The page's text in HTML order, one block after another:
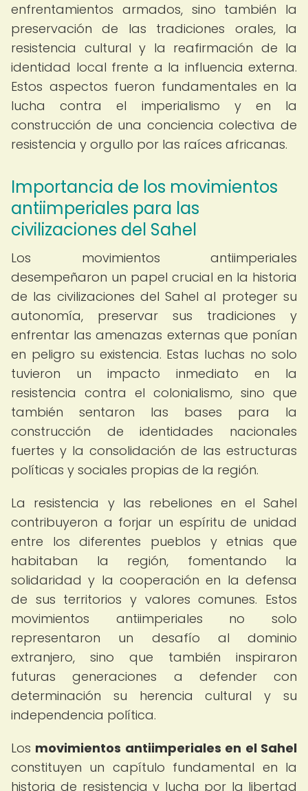
enfrentamientos armados, sino también la
preservación de las tradiciones orales, la
resistencia cultural y la reafirmación de la
identidad local frente a la influencia externa.
Estos aspectos fueron fundamentales en la
lucha contra el imperialismo y en la
construcción de una conciencia colectiva de
resistencia y orgullo por las raíces africanas.
Importancia de los movimientos
antiimperiales para las
civilizaciones del Sahel
Los movimientos antiimperiales
desempeñaron un papel crucial en la historia
de las civilizaciones del Sahel al proteger su
autonomía, preservar sus tradiciones y
enfrentar las amenazas externas que ponían
en peligro su existencia. Estas luchas no solo
tuvieron un impacto inmediato en la
resistencia contra el colonialismo, sino que
también sentaron las bases para la
construcción de identidades nacionales
fuertes y la consolidación de las estructuras
políticas y sociales propias de la región.
La resistencia y las rebeliones en el Sahel
contribuyeron a forjar un espíritu de unidad
entre los diferentes pueblos y etnias que
habitaban la región, fomentando la
solidaridad y la cooperación en la defensa
de sus territorios y valores comunes. Estos
movimientos antiimperiales no solo
representaron un desafío al dominio
extranjero, sino que también inspiraron
futuras generaciones a defender con
determinación su herencia cultural y su
independencia política.
Los movimientos antiimperiales en el Sahel
constituyen un capítulo fundamental en la
historia de resistencia y lucha por la libertad